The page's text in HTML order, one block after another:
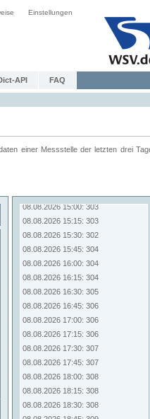
Einstellungen
API FAQ
einer Messstelle der letzten drei